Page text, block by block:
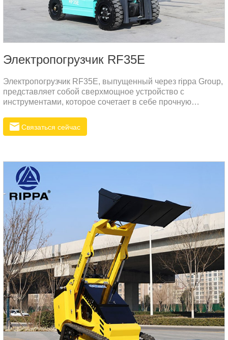
Электропогрузчик RF35E
Электропогрузчик RF35E, выпущенный через rippa Group,
представляет собой сверхмощное устройство с
инструментами, которое сочетает в себе прочную
производительность.
Связаться сейчас